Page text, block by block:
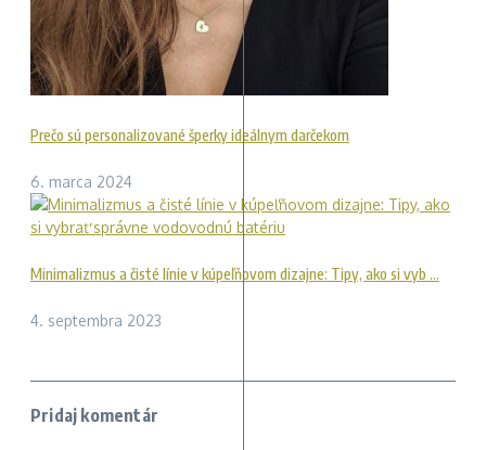
Prečo sú personalizované šperky ideálnym darčekom
6. marca 2024
Minimalizmus a čisté línie v kúpeľňovom dizajne: Tipy, ako si vyb ...
4. septembra 2023
Pridaj komentár